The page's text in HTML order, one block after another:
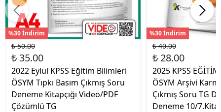
%30 İndirim
₺ 50.00
₺ 35.00
2022 Eylül KPSS Eğitim Bilimleri
ÖSYM Tıpkı Basım Çıkmış Soru
Deneme Kitapçığı Video/PDF
Çözümlü TG
%30 İndirim
₺ 40.00
₺ 28.00
2025 KPSS
ÖSYM Arşivi
Çıkmış Soru TG
Deneme 10/